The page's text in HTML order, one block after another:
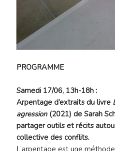
PROGRAMME
Samedi 17/06, 13h-18h :
Arpentage d’extraits du livre
agression (2021) de Sarah
partager outils et récits
collective des conflits.